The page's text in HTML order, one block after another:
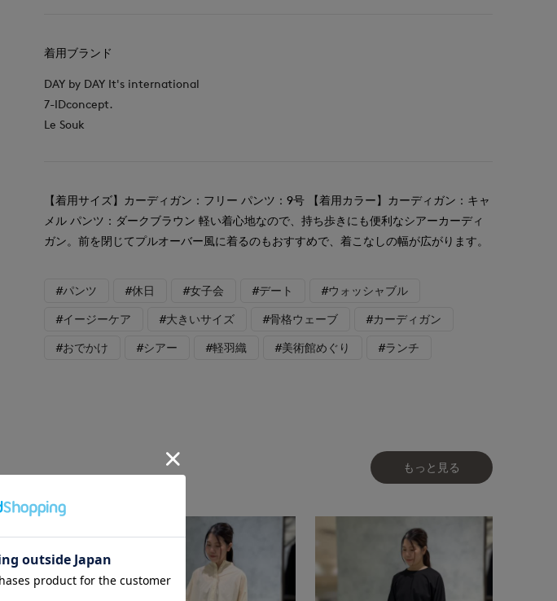
着用ブランド
DAY by DAY It's international
7-IDconcept.
Le Souk
【着用サイズ】カーディガン：フリー パンツ：9号 【着用カラー】カーディガン：キャ
メル パンツ：ダークブラウン 軽い着心地なので、持ち歩きにも便利なシアーカーディ
ガン。前を閉じてプルオーバー風に着るのもおすすめで、着こなしの幅が広がります。
#パンツ #休日 #女子会 #デート #ウォッシャブル
#イージーケア #大きいサイズ #骨格ウェーブ #カーディガン
#おでかけ #シアー #軽羽織 #美術館めぐり #ランチ
もっと見る